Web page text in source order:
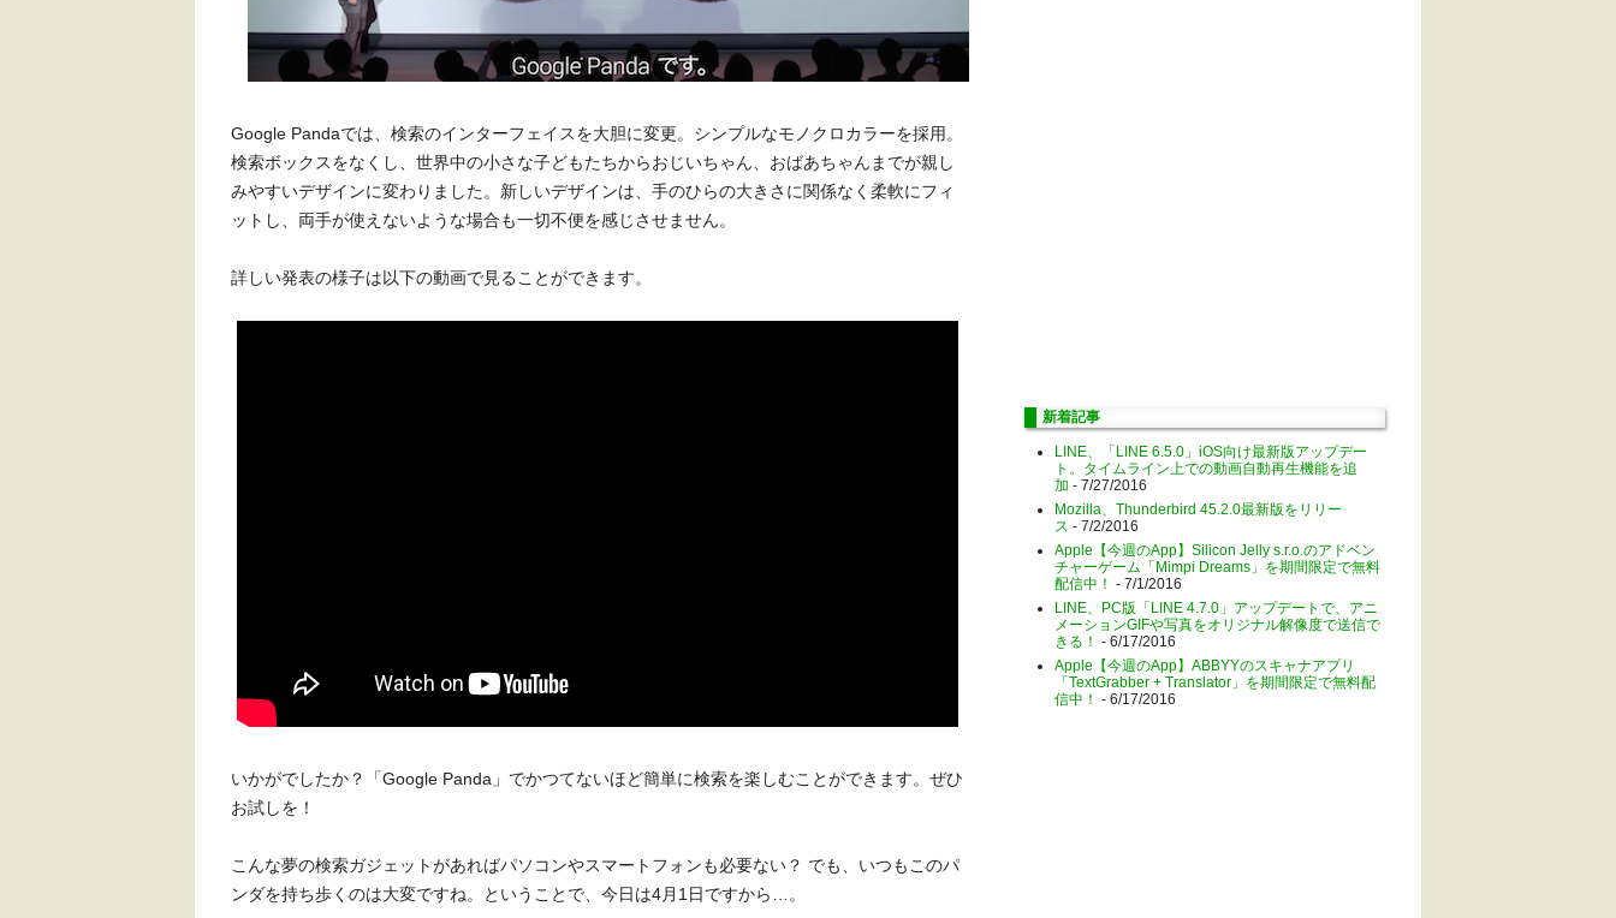
Google Pandaでは、検索のインターフェイスを大胆に変更。シンプルなモノクロカラーを採用。
検索ボックスをなくし、世界中の小さな子どもたちからおじいちゃん、おばあちゃんまでが親し
みやすいデザインに変わりました。新しいデザインは、手のひらの大きさに関係なく柔軟にフィ
ットし、両手が使えないような場合も一切不便を感じさせません。
詳しい発表の様子は以下の動画で見ることができます。
いかがでしたか？「Google Panda」でかつてないほど簡単に検索を楽しむことができます。ぜひ
お試しを！
こんな夢の検索ガジェットがあればパソコンやスマートフォンも必要ない？ でも、いつもこのパ
ンダを持ち歩くのは大変ですね。ということで、今日は4月1日ですから…。
新着記事
LINE、「LINE 6.5.0」iOS向け最新版アップデー
ト。タイムライン上での動画自動再生機能を追
加 - 7/27/2016
Mozilla、Thunderbird 45.2.0最新版をリリー
ス - 7/2/2016
Apple【今週のApp】Silicon Jelly s.r.o.のアドベン
チャーゲーム「Mimpi Dreams」を期間限定で無料
配信中！ - 7/1/2016
LINE、PC版「LINE 4.7.0」アップデートで、アニ
メーションGIFや写真をオリジナル解像度で送信で
きる！ - 6/17/2016
Apple【今週のApp】ABBYYのスキャナアプリ
「TextGrabber + Translator」を期間限定で無料配
信中！ - 6/17/2016